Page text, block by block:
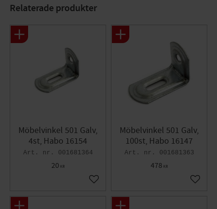
Relaterade produkter
Möbelvinkel 501 Galv,
4st, Habo 16154
001681364
20 KR
Lägg till i favoriter
Möbelvinkel 501 Galv,
100st, Habo 16147
001681363
478 KR
Lägg